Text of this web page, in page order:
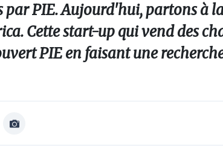
par PIE. Aujourd'hui, partons à
Cette start-up qui vend des
PIE en faisant une
Afficher